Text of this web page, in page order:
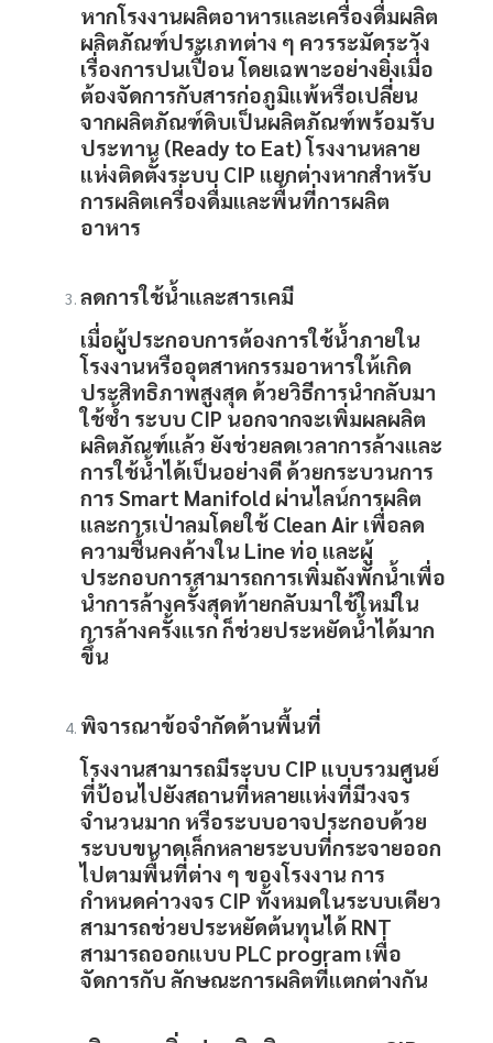
หากโรงงานผลิตอาหารและเครื่องดื่มผลิต
ผลิตภัณฑ์ประเภทต่าง ๆ ควรระมัดระวัง
เรื่องการปนเปื้อน โดยเฉพาะอย่างยิ่งเมื่อ
ต้องจัดการกับสารก่อภูมิแพ้หรือเปลี่ยน
จากผลิตภัณฑ์ดิบเป็นผลิตภัณฑ์พร้อมรับ
ประทาน (Ready to Eat) โรงงานหลาย
แห่งติดตั้งระบบ CIP แยกต่างหากสำหรับ
การผลิตเครื่องดื่มและพื้นที่การผลิต
อาหาร
ลดการใช้น้ำและสารเคมี
เมื่อผู้ประกอบการต้องการใช้น้ำภายใน
โรงงานหรืออุตสาหกรรมอาหารให้เกิด
ประสิทธิภาพสูงสุด ด้วยวิธีการนำกลับมา
ใช้ซ้ำ ระบบ CIP นอกจากจะเพิ่มผลผลิต
ผลิตภัณฑ์แล้ว ยังช่วยลดเวลาการล้างและ
การใช้น้ำได้เป็นอย่างดี ด้วยกระบวนการ
การ Smart Manifold ผ่านไลน์การผลิต
และการเป่าลมโดยใช้ Clean Air เพื่อลด
ความชื้นคงค้างใน Line ท่อ และผู้
ประกอบการสามารถการเพิ่มถังพักน้ำเพื่อ
นำการล้างครั้งสุดท้ายกลับมาใช้ใหม่ใน
การล้างครั้งแรก ก็ช่วยประหยัดน้ำได้มาก
ขึ้น
พิจารณาข้อจำกัดด้านพื้นที่
โรงงานสามารถมีระบบ CIP แบบรวมศูนย์
ที่ป้อนไปยังสถานที่หลายแห่งที่มีวงจร
จำนวนมาก หรือระบบอาจประกอบด้วย
ระบบขนาดเล็กหลายระบบที่กระจายออก
ไปตามพื้นที่ต่าง ๆ ของโรงงาน การ
กำหนดค่าวงจร CIP ทั้งหมดในระบบเดียว
สามารถช่วยประหยัดต้นทุนได้ RNT
สามารถออกแบบ PLC program เพื่อ
จัดการกับ ลักษณะการผลิตที่แตกต่างกัน